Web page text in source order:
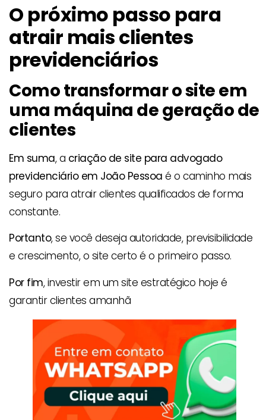
O próximo passo para
atrair mais clientes
previdenciários
Como transformar o site em
uma máquina de geração de
clientes
Em suma, a criação de site para advogado
previdenciário em João Pessoa é o caminho mais
seguro para atrair clientes qualificados de forma
constante.
Portanto, se você deseja autoridade, previsibilidade
e crescimento, o site certo é o primeiro passo.
Por fim, investir em um site estratégico hoje é
garantir clientes amanhã